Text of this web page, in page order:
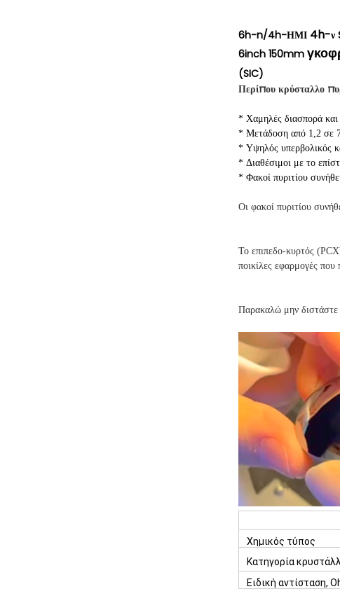
6h-n/4h-ΗΜΙ 4h-ν
6inch 150mm
(SIC)
Περίπου κρύσταλλο
* Χαμηλές διασπορά και
* Μετάδοση από 1,2 σε
* Υψηλός υπερβολικός
* Διαθέσιμοι με το
* Φακοί πυριτίου
Οι φακοί πυριτίου
Το επιπεδο-κυρτός
ποικίλες εφαρμογές που
Παρακαλώ μην διστάστε
Χημικός τύπος
Κατηγορία
Ειδική αντίσταση,